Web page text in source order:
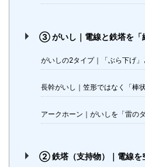
③ がいし｜電線と鉄塔を「
がいしの2タイプ｜「ぶら下げ」
長幹がいし｜笠形ではなく「棒
アークホーン｜がいしを「雷の
② 鉄塔（支持物）｜電線を